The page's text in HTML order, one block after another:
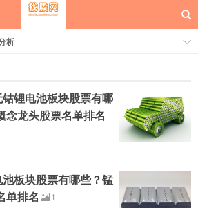
每日概念股
析
锂电池板块股票有哪
念龙头股票名单排名
板块股票有哪些？锰
单排名
1